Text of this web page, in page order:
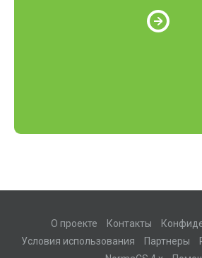
О проекте Контакты
Условия использования
Партнеры